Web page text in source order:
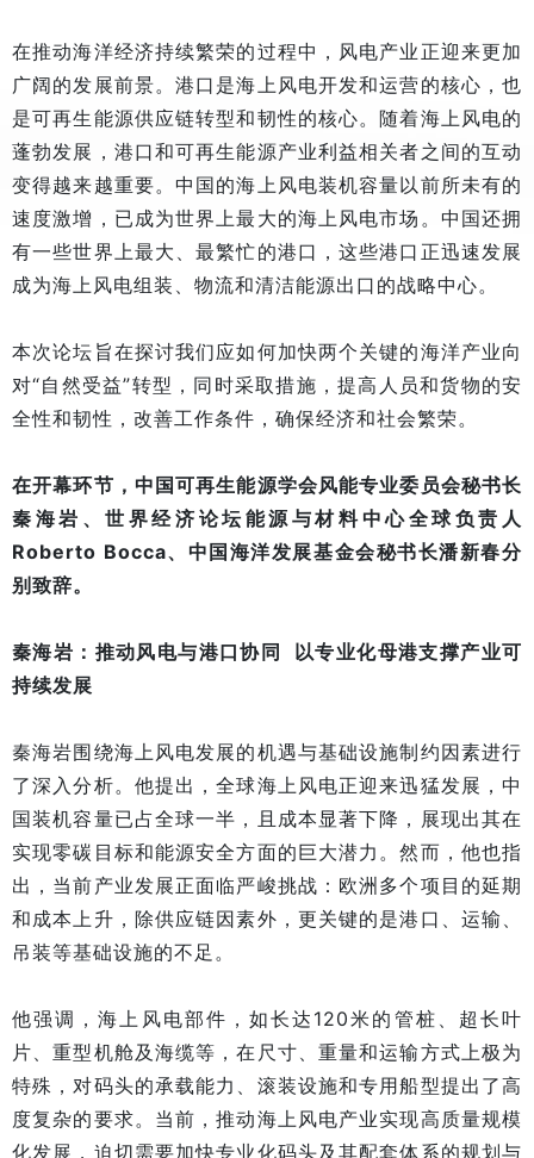
在推动海洋经济持续繁荣的过程中，风电产业正迎来更加
广阔的发展前景。港口是海上风电开发和运营的核心，也
是可再生能源供应链转型和韧性的核心。随着海上风电的
蓬勃发展，港口和可再生能源产业利益相关者之间的互动
变得越来越重要。中国的海上风电装机容量以前所未有的
速度激增，已成为世界上最大的海上风电市场。中国还拥
有一些世界上最大、最繁忙的港口，这些港口正迅速发展
成为海上风电组装、物流和清洁能源出口的战略中心。
本次论坛旨在探讨我们应如何加快两个关键的海洋产业向
对“自然受益”转型，同时采取措施，提高人员和货物的安
全性和韧性，改善工作条件，确保经济和社会繁荣。
在开幕环节，中国可再生能源学会风能专业委员会秘书长
秦海岩、世界经济论坛能源与材料中心全球负责人
Roberto Bocca、中国海洋发展基金会秘书长潘新春分
别致辞。
秦海岩：推动风电与港口协同 以专业化母港支撑产业可
持续发展
秦海岩围绕海上风电发展的机遇与基础设施制约因素进行
了深入分析。他提出，全球海上风电正迎来迅猛发展，中
国装机容量已占全球一半，且成本显著下降，展现出其在
实现零碳目标和能源安全方面的巨大潜力。然而，他也指
出，当前产业发展正面临严峻挑战：欧洲多个项目的延期
和成本上升，除供应链因素外，更关键的是港口、运输、
吊装等基础设施的不足。
他强调，海上风电部件，如长达120米的管桩、超长叶
片、重型机舱及海缆等，在尺寸、重量和运输方式上极为
特殊，对码头的承载能力、滚装设施和专用船型提出了高
度复杂的要求。当前，推动海上风电产业实现高质量规模
化发展，迫切需要加快专业化码头及其配套体系的规划与